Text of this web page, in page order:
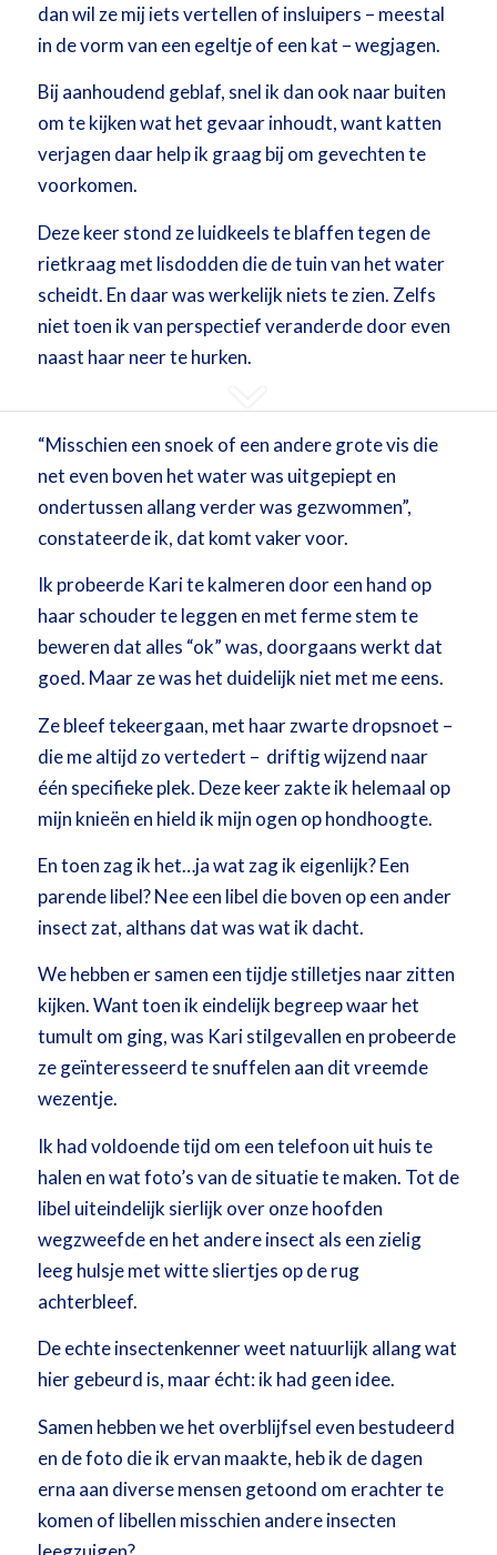
dan wil ze mij iets vertellen of insluipers – meestal
in de vorm van een egeltje of een kat – wegjagen.
Bij aanhoudend geblaf, snel ik dan ook naar buiten
om te kijken wat het gevaar inhoudt, want katten
verjagen daar help ik graag bij om gevechten te
voorkomen.
Deze keer stond ze luidkeels te blaffen tegen de
rietkraag met lisdodden die de tuin van het water
scheidt. En daar was werkelijk niets te zien. Zelfs
niet toen ik van perspectief veranderde door even
naast haar neer te hurken.
“Misschien een snoek of een andere grote vis die
net even boven het water was uitgepiept en
ondertussen allang verder was gezwommen”,
constateerde ik, dat komt vaker voor.
Ik probeerde Kari te kalmeren door een hand op
haar schouder te leggen en met ferme stem te
beweren dat alles “ok” was, doorgaans werkt dat
goed. Maar ze was het duidelijk niet met me eens.
Ze bleef tekeergaan, met haar zwarte dropsnoet –
die me altijd zo vertedert – driftig wijzend naar
één specifieke plek. Deze keer zakte ik helemaal op
mijn knieën en hield ik mijn ogen op hondhoogte.
En toen zag ik het…ja wat zag ik eigenlijk? Een
parende libel? Nee een libel die boven op een ander
insect zat, althans dat was wat ik dacht.
We hebben er samen een tijdje stilletjes naar zitten
kijken. Want toen ik eindelijk begreep waar het
tumult om ging, was Kari stilgevallen en probeerde
ze geïnteresseerd te snuffelen aan dit vreemde
wezentje.
Ik had voldoende tijd om een telefoon uit huis te
halen en wat foto’s van de situatie te maken. Tot de
libel uiteindelijk sierlijk over onze hoofden
wegzweefde en het andere insect als een zielig
leeg hulsje met witte sliertjes op de rug
achterbleef.
De echte insectenkenner weet natuurlijk allang wat
hier gebeurd is, maar écht: ik had geen idee.
Samen hebben we het overblijfsel even bestudeerd
en de foto die ik ervan maakte, heb ik de dagen
erna aan diverse mensen getoond om erachter te
komen of libellen misschien andere insecten